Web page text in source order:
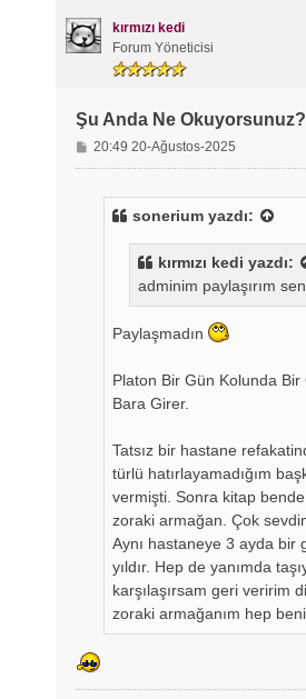
kırmızı kedi
Forum Yöneticisi
Şu Anda Ne
M
e
20:49 20-Ağustos-2025
soneriumyazdı:
kırmızı kedi yazdı:
adminim paylaşırım
Paylaşmadın
Platon Bir Gün Kolunda Bir
Bara Girer.
Tatsız bir hastane
türlü hatırlayamadığım
vermişti. Sonra kitap
zoraki armağan. Çok
Aynı hastaneye 3 ayda bir
yıldır. Hep de yanımda
karşılaşırsam geri veririm
zoraki armağanım hep